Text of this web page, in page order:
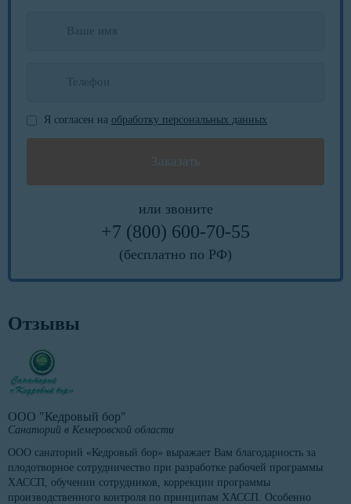
Я согласен на обработку персональных данных
или звоните
+7 (800) 600-70-55
(бесплатно по РФ)
Отзывы
ООО "Кедровый бор"
Санаторий в Кемеровской области
ООО санаторий «Кедровый бор» выражает Вам благодарность за
плодотворное сотрудничество при разработке рабочей программы
ХАССП, обучении сотрудников, коррекции программы
производственного контроля по принципам ХАССП. Особенно